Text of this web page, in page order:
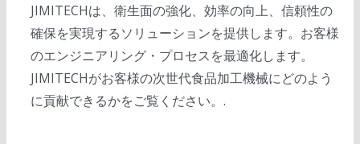
JIMITECHは、衛生面の強化、効率の向上、信頼性の
確保を実現するソリューションを提供します。お客様
のエンジニアリング・プロセスを最適化します。
JIMITECHがお客様の次世代食品加工機械にどのよう
に貢献できるかをご覧ください。.